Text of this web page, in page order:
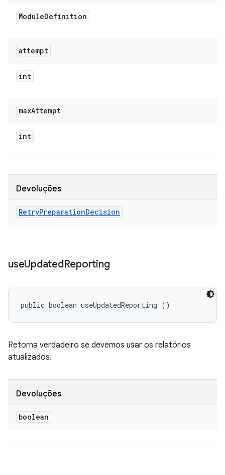
ModuleDefinition
attempt
int
maxAttempt
int
Devoluções
RetryPreparationDecision
useUpdatedReporting
public boolean useUpdatedReporting ()
Retorna verdadeiro se devemos usar os relatórios
atualizados.
Devoluções
boolean